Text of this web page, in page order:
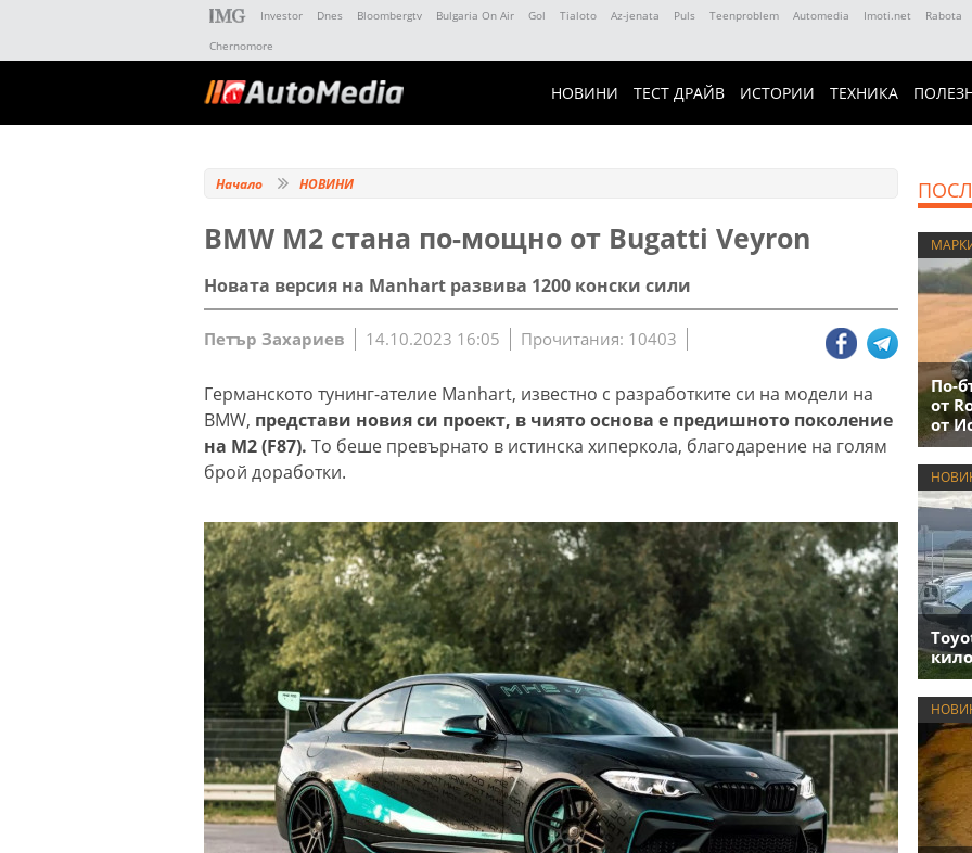
Investor Dnes Bloombergtv Bulgaria On Air Gol Tialoto Az-jenata Puls Teenproblem Automedia Imoti.net Rabota
Chernomore
НОВИНИ ТЕСТ ДРАЙВ ИСТОРИИ ТЕХНИКА
Начало НОВИНИ
BMW M2 стана по-мощно от Bugatti Veyron
Новата версия на Manhart развива 1200 конски сили
Петър Захариев 14.10.2023 16:05 Прочитания: 10403
Германското тунинг-ателие Manhart, известно с разработките си на модели на
BMW, представи новия си проект, в чиято основа е предишното поколение
на M2 (F87). То беше превърнато в истинска хиперкола, благодарение на голям
брой доработки.
По-
от
от